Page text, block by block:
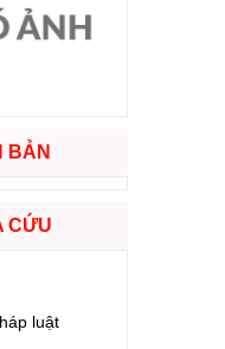
cấp nhiệm kỳ 2026 - 2031
BẢN
CỨU
luật